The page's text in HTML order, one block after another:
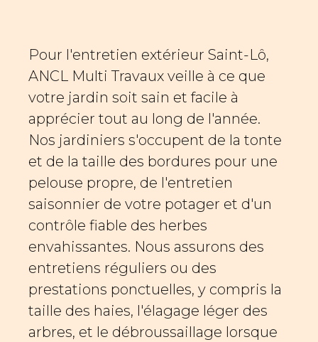
Pour l'entretien extérieur Saint-Lô,
ANCL Multi Travaux veille à ce que
votre jardin soit sain et facile à
apprécier tout au long de l'année.
Nos jardiniers s'occupent de la tonte
et de la taille des bordures pour une
pelouse propre, de l'entretien
saisonnier de votre potager et d'un
contrôle fiable des herbes
envahissantes. Nous assurons des
entretiens réguliers ou des
prestations ponctuelles, y compris la
taille des haies, l'élagage léger des
arbres, et le débroussaillage lorsque